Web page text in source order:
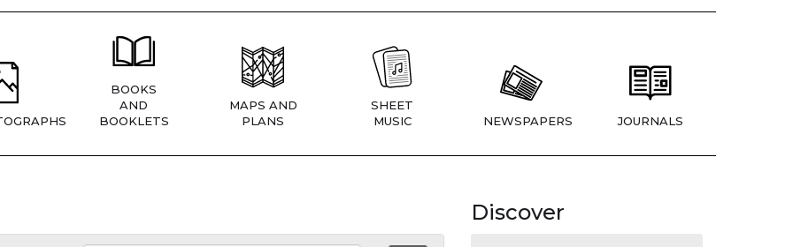
BOOKS
AND
BOOKLETS
MAPS AND
PLANS
SHEET
MUSIC
NEWSPAPERS JOURNALS
Discover